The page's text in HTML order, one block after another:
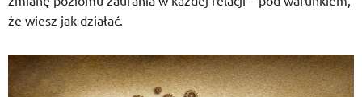
że wiesz jak działać.